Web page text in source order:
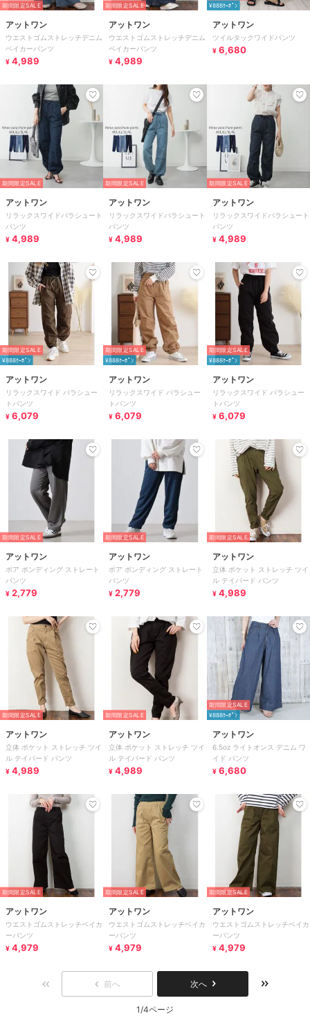
期間限定SALE
アットワン
ウエストゴムストレッチデニム
ベイカーパンツ
¥ 4,989
期間限定SALE
アットワン
ウエストゴムストレッチデニム
ベイカーパンツ
¥ 4,989
¥888ｸｰﾎﾟﾝ
アットワン
ツイルタックワイドパンツ
¥ 6,680
期間限定SALE
アットワン
リラックスワイドパラシュート
パンツ
¥ 4,989
期間限定SALE
アットワン
リラックスワイドパラシュート
パンツ
¥ 4,989
期間限定SALE
アットワン
リラックスワイドパラシュート
パンツ
¥ 4,989
期間限定SALE
¥888ｸｰﾎﾟﾝ
アットワン
リラックスワイド パラシュー
トパンツ
¥ 6,079
期間限定SALE
¥888ｸｰﾎﾟﾝ
アットワン
リラックスワイド パラシュー
トパンツ
¥ 6,079
期間限定SALE
¥888ｸｰﾎﾟﾝ
アットワン
リラックスワイド パラシュー
トパンツ
¥ 6,079
期間限定SALE
アットワン
ボア ボンディング ストレート
パンツ
¥ 2,779
期間限定SALE
アットワン
ボア ボンディング ストレート
パンツ
¥ 2,779
期間限定SALE
アットワン
立体 ポケット ストレッチ ツイ
ル テイパード パンツ
¥ 4,989
期間限定SALE
アットワン
立体 ポケット ストレッチ ツイ
ル テイパード パンツ
¥ 4,989
期間限定SALE
アットワン
立体 ポケット ストレッチ ツイ
ル テイパード パンツ
¥ 4,989
期間限定SALE
¥888ｸｰﾎﾟﾝ
アットワン
6.5oz ライトオンス デニム ワ
イド パンツ
¥ 6,680
期間限定SALE
アットワン
ウエストゴムストレッチベイカ
ーパンツ
¥ 4,979
期間限定SALE
アットワン
ウエストゴムストレッチベイカ
ーパンツ
¥ 4,979
期間限定SALE
アットワン
ウエストゴムストレッチベイカ
ーパンツ
¥ 4,979
前へ 次へ
1/4ページ